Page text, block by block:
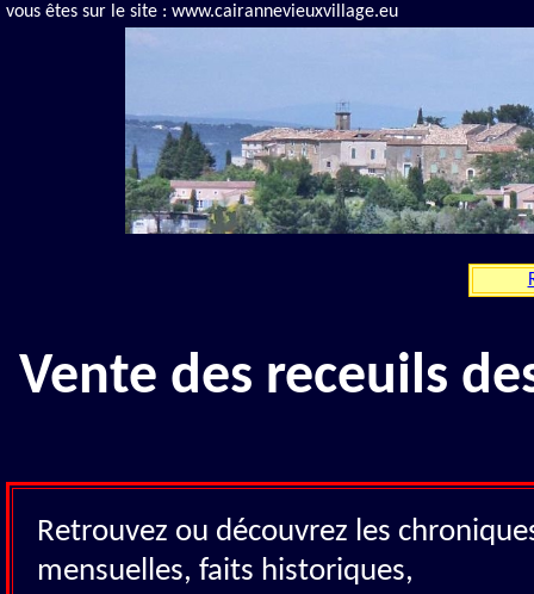
vous êtes sur le site : www.cairannevieuxvillage.eu
Vente des receuils
Retrouvez ou découvrez les
mensuelles, faits historiques,